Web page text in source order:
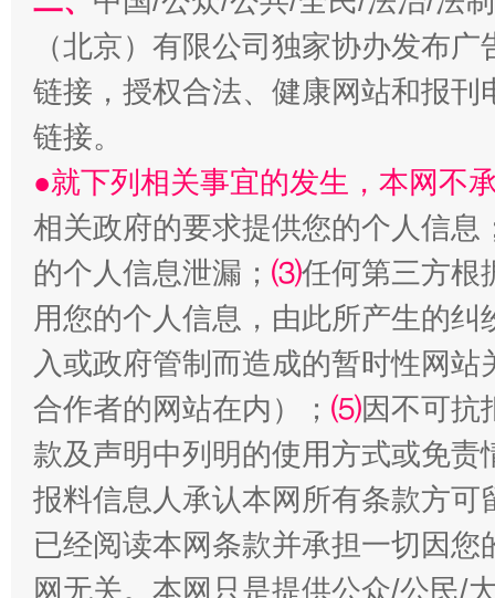
漫山遍野的桃花与雪山、麦地、白藏房 除
（北京）有限公司独家协办发布
链接，授权合法、健康网站和报
链接。
●就下列相关事宜的发生，本网不
相关政府的要求提供您的个人信息
的个人信息泄漏； ⑶任何第三方根
用您的个人信息，由此所产生的纠
入或政府管制而造成的暂时性网
合作者的网站在内）； ⑸因不可抗
款及声明中列明的使用方式或免责
报料信息人承认本网所有条款方
已经阅读本网条款并承担一切因
网无关。本网只是提供公众/公民/